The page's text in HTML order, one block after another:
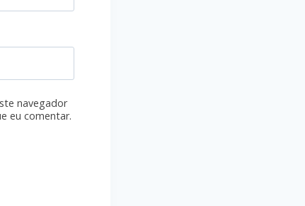
navegador
eu comentar.